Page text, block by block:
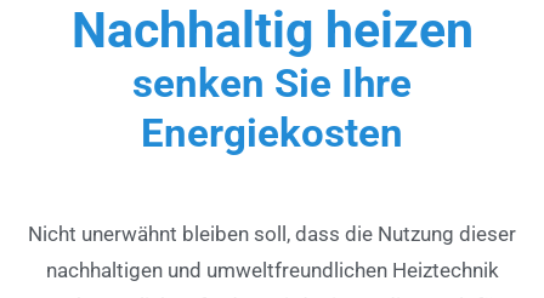
Nachhaltig heizen
senken Sie Ihre
Energiekosten
Nicht unerwähnt bleiben soll, dass die Nutzung dieser
nachhaltigen und umweltfreundlichen Heiztechnik